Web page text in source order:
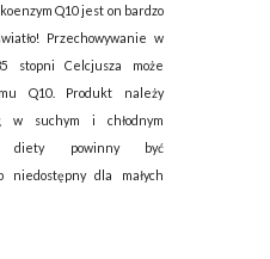
koenzym Q10 jest on bardzo
Przechowywanie w
stopni Celcjusza może
Q10. Produkt należy
w suchym i chłodnym
diety powinny być
niedostępny dla małych